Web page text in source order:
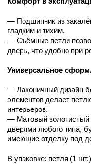
Комфорт в
— Подшипник из
гладким и тихим.
— Съёмные петли
дверь, что удобно при
Универсальное
— Лаконичный дизайн
элементов делает
интерьеров.
— Матовый золотистый
дверями любого типа,
имеющие отделку под
В упаковке: петля (1